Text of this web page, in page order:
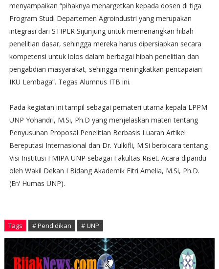
menyampaikan “pihaknya menargetkan kepada dosen di tiga
Program Studi Departemen Agroindustri yang merupakan
integrasi dari STIPER Sijunjung untuk memenangkan hibah
penelitian dasar, sehingga mereka harus dipersiapkan secara
kompetensi untuk lolos dalam berbagai hibah penelitian dan
pengabdian masyarakat, sehingga meningkatkan pencapaian
IKU Lembaga”. Tegas Alumnus ITB ini.
Pada kegiatan ini tampil sebagai pemateri utama kepala LPPM
UNP Yohandri, M.Si, Ph.D yang menjelaskan materi tentang
Penyusunan Proposal Penelitian Berbasis Luaran Artikel
Bereputasi Internasional dan Dr. Yulkifli, M.Si berbicara tentang
Visi Institusi FMIPA UNP sebagai Fakultas Riset. Acara dipandu
oleh Wakil Dekan I Bidang Akademik Fitri Amelia, M.Si, Ph.D.
(Er/ Humas UNP).
Tags # Pendidikan # UNP